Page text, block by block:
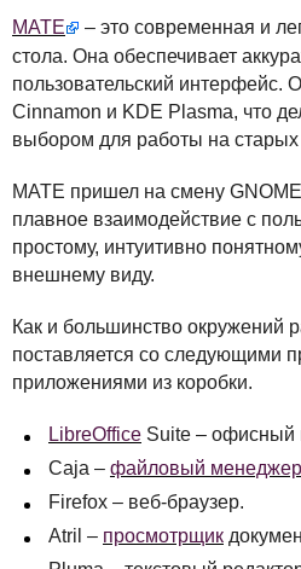
MATE
– это современная и
стола. Она обеспечивает
пользовательский интерфейс.
Cinnamon и KDE Plasma, что
выбором для работы на
MATE пришел на смену GNOME
плавное взаимодействие с
простому, интуитивно
внешнему виду.
Как и большинство окружений
поставляется со следующими
приложениями из коробки.
LibreOffice Suite – офисный
Caja – файловый менеджер
Firefox – веб-браузер.
Atril – просмотрщик